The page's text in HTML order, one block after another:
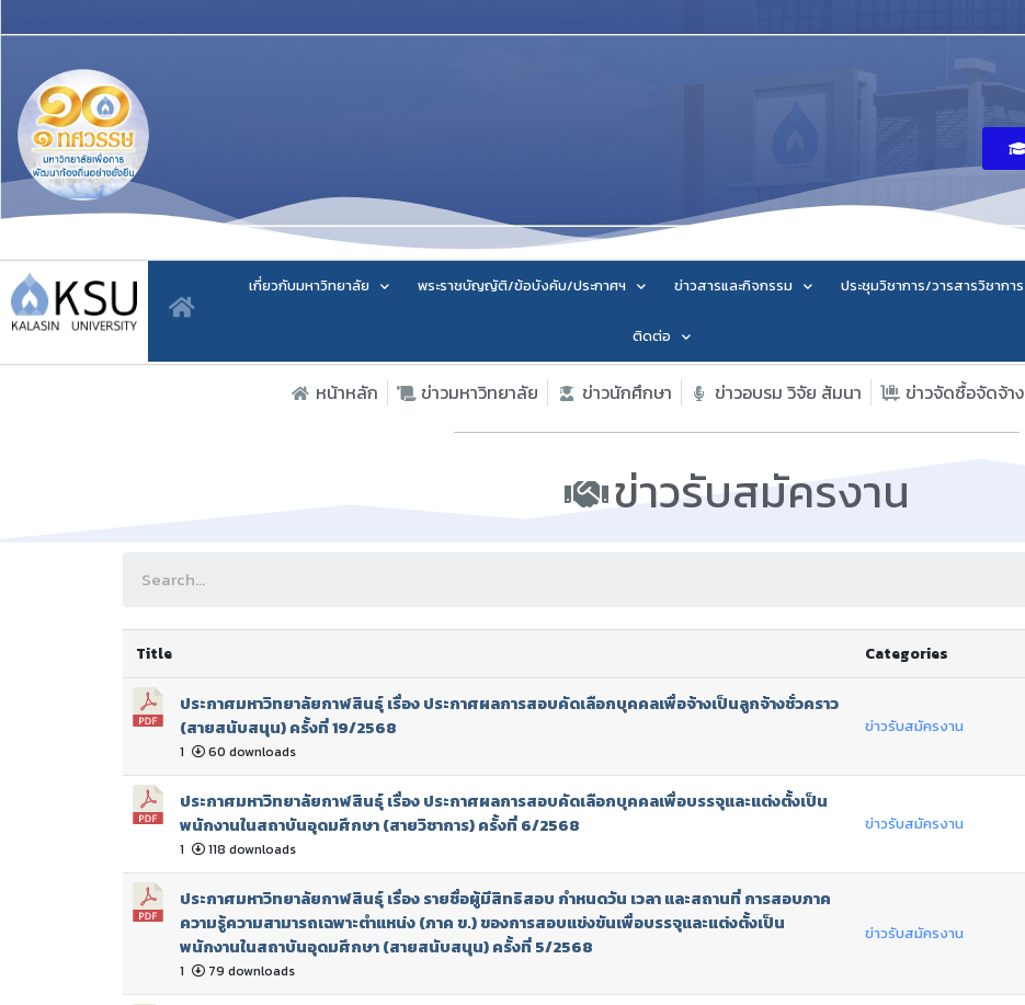
เกี่ยวกับมหาวิทยาลัย พระราชบัญญัติ/ข้อบังคับ/ประกาศฯ ข่าวสารและกิจกรรม ประชุมวิชาการ/วารสารวิชาการ
ติดต่อ
หน้าหลัก ข่าวมหาวิทยาลัย ข่าวนักศึกษา ข่าวอบรม วิจัย สัมนา ข่าวจัดซื้อจัดจ้าง
ข่าวรับสมัครงาน
Title Categories
ประกาศมหาวิทยาลัยกาฬสินธุ์ เรื่อง ประกาศผลการสอบคัดเลือกบุคคลเพื่อจ้างเป็นลูกจ้างชั่วคราว
(สายสนับสนุน) ครั้งที่ 19/2568
1 60 downloads
ข่าวรับสมัครงาน
ประกาศมหาวิทยาลัยกาฬสินธุ์ เรื่อง ประกาศผลการสอบคัดเลือกบุคคลเพื่อบรรจุและแต่งตั้งเป็น
พนักงานในสถาบันอุดมศึกษา (สายวิชาการ) ครั้งที่ 6/2568
1 118 downloads
ข่าวรับสมัครงาน
ประกาศมหาวิทยาลัยกาฬสินธุ์ เรื่อง รายชื่อผู้มีสิทธิสอบ กำหนดวัน เวลา และสถานที่ การสอบภาค
ความรู้ความสามารถเฉพาะตำแหน่ง (ภาค ข.) ของการสอบแข่งขันเพื่อบรรจุและแต่งตั้งเป็น
พนักงานในสถาบันอุดมศึกษา (สายสนับสนุน) ครั้งที่ 5/2568
1 79 downloads
ข่าวรับสมัครงาน